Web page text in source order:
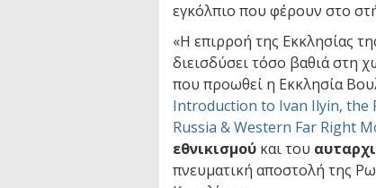
εγκόλπιο που φέρουν στο
«Η επιρροή της Εκκλησίας
διεισδύσει τόσο βαθιά στη
που προωθεί η Εκκλησία
Introduction to Ivan Ilyin, the
Russia & Western Far Right
εθνικισμού και του
πνευματική αποστολή της